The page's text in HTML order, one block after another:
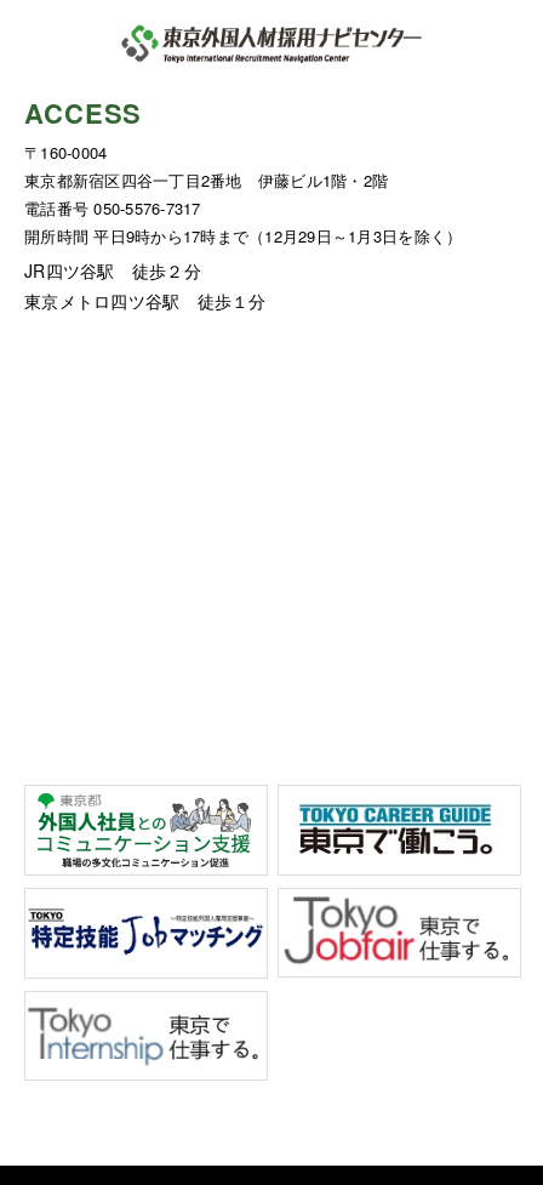
ACCESS
〒160-0004
東京都新宿区四谷一丁目2番地 伊藤ビル1階・2階
電話番号 050-5576-7317
開所時間 平日9時から17時まで（12月29日～1月3日を除く）
JR四ツ谷駅 徒歩２分
東京メトロ四ツ谷駅 徒歩１分